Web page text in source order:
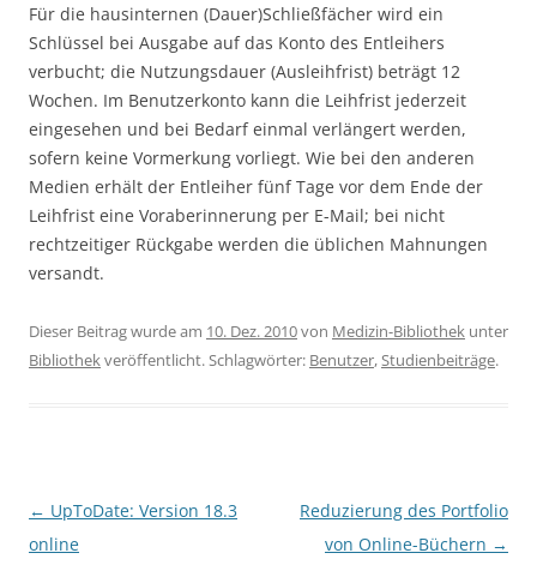
Für die hausinternen (Dauer)Schließfächer wird ein
Schlüssel bei Ausgabe auf das Konto des Entleihers
verbucht; die Nutzungsdauer (Ausleihfrist) beträgt 12
Wochen. Im Benutzerkonto kann die Leihfrist jederzeit
eingesehen und bei Bedarf einmal verlängert werden,
sofern keine Vormerkung vorliegt. Wie bei den anderen
Medien erhält der Entleiher fünf Tage vor dem Ende der
Leihfrist eine Voraberinnerung per E-Mail; bei nicht
rechtzeitiger Rückgabe werden die üblichen Mahnungen
versandt.
Dieser Beitrag wurde am 10. Dez. 2010von Medizin-Bibliothek unter
Bibliothekveröffentlicht. Schlagwörter: Benutzer,Studienbeiträge.
Beitragsnavigation
← UpToDate: Version 18.3
online
Reduzierung des Portfolio
von Online-Büchern →